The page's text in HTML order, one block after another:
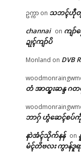
ဥက္ကာ on သဘၚ်ဟီုတွံ
channai on ကျာ်
ဍုၚ်ကျာ်ပိ
Monland on DVB
တံ အာထ္ၜးဆန္ဒ
ဘာဂှ် ဟွံဆေၚ်စပ်ကဵုည
နာဲအံၚ်သိုက်နန် on
မံၚ်တိဗလး ကွာန်ဒူရ